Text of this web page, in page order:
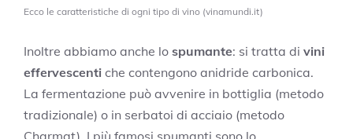
Ecco le caratteristiche di ogni tipo di vino (vinamundi.it)
Inoltre abbiamo anche lo spumante: si tratta di vini
effervescenti che contengono anidride carbonica.
La fermentazione può avvenire in bottiglia (metodo
tradizionale) o in serbatoi di acciaio (metodo